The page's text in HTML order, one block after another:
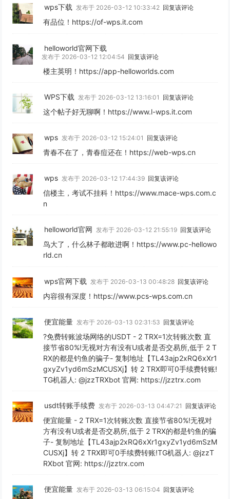
wps下载 发布于 2026-03-12 10:33:42 回复该评论
有品位！https://of-wps.it.com
helloworld官网下载
发布于 2026-03-12 12:04:54 回复该评论
楼主英明！https://app-helloworlds.com
WPS下载 发布于 2026-03-12 13:16:01 回复该评论
这个帖子好无聊啊！https://www.l-wps.it.com
wps 发布于 2026-03-12 15:24:01 回复该评论
青春不在了，青春痘还在！https://web-wps.cn
wps 发布于 2026-03-12 17:44:39 回复该评论
信楼主，考试不挂科！https://www.mace-wps.com.c
n
helloworld官网 发布于 2026-03-12 21:55:19 回复该评论
鸟大了，什么林子都敢进啊！https://www.pc-hellowo
rld.cn
wps官网下载 发布于 2026-03-13 00:48:28 回复该评论
内容很有深度！https://www.pcs-wps.com.cn
便宜能量 发布于 2026-03-13 02:31:53 回复该评论
?免费转账波场网络的USDT - 2 TRX=1次转账次数 直
接节省80%!无视对方有没有U或者是否交易所,低于 2 T
RX的都是钓鱼的骗子- 复制地址【TL43ajp2xRQ6xXr1
gxyZv1yd6mSzMCUSXj】转 2 TRX即可0手续费转账!
TG机器人: @jzzTRXbot 官网: https://jzztrx.com
usdt转账手续费 发布于 2026-03-13 04:47:21 回复该评论
便宜能量 - 2 TRX=1次转账次数 直接节省80%!无视对
方有没有U或者是否交易所,低于 2 TRX的都是钓鱼的骗
子- 复制地址【TL43ajp2xRQ6xXr1gxyZv1yd6mSzM
CUSXj】转 2 TRX即可0手续费转账!TG机器人: @jzzT
RXbot 官网: https://jzztrx.com
便宜能量 发布于 2026-03-13 06:15:04 回复该评论